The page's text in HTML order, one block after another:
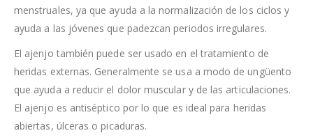
menstruales, ya que ayuda a la normalización de los ciclos y
ayuda a las jóvenes que padezcan periodos irregulares.
El ajenjo también puede ser usado en el tratamiento de
heridas externas. Generalmente se usa a modo de ungüento
que ayuda a reducir el dolor muscular y de las articulaciones.
El ajenjo es antiséptico por lo que es ideal para heridas
abiertas, úlceras o picaduras.